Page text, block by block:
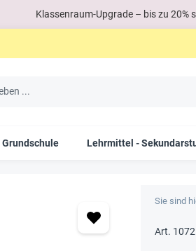
Klassenraum-Upgrade – bis zu 20%
Lehrmittel -
Sie sind
Art.